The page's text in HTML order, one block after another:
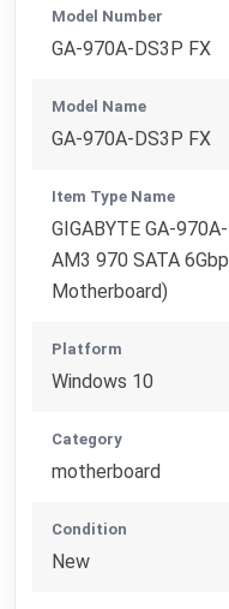
Model Number
GA-970A-DS3P FX
Model Name
GA-970A-DS3P FX
Item Type Name
GIGABYTE GA-
AM3 970 SATA
Motherboard)
Platform
Windows 10
Category
motherboard
Condition
New